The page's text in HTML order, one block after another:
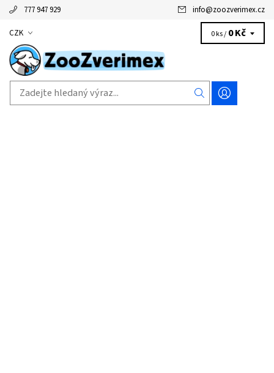
777 947 929 info@zoozverimex.cz
CZK 0 ks / 0 Kč